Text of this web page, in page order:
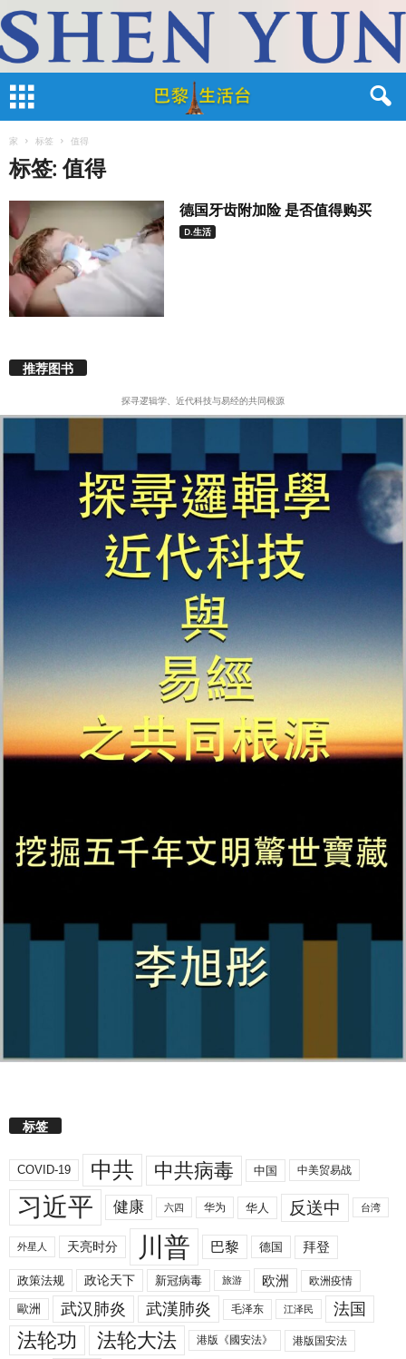
家 标签 值得
标签: 值得
德国牙齿附加险 是否值得购买
D.生活
推荐图书
探寻逻辑学、近代科技与易经的共同根源
标签
COVID-19 中共 中共病毒 中国 中美贸易战
习近平 健康 六四 华为 华人 反送中 台湾
外星人 天亮时分 川普 巴黎 德国 拜登
政策法规 政论天下 新冠病毒 旅游 欧洲 欧洲疫情
歐洲 武汉肺炎 武漢肺炎 毛泽东 江泽民 法国
法轮功 法轮大法 港版《國安法》 港版国安法